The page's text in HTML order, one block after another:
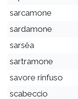
sarcamone
sardamone
sarsêa
sartramone
savore rinfuso
scabeccio